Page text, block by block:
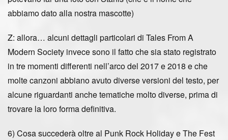
abbiamo dato alla nostra mascotte)
Z: allora… alcuni dettagli particolari di Tales From A
Modern Society invece sono il fatto che sia stato registrato
in tre momenti differenti nell’arco del 2017 e 2018 e che
molte canzoni abbiano avuto diverse versioni del testo, per
alcune riguardanti anche tematiche molto diverse, prima di
trovare la loro forma definitiva.
6) Cosa succederà oltre al Punk Rock Holiday e The Fest